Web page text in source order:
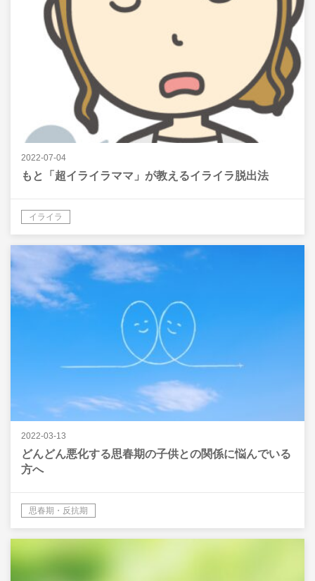
2022-07-04
もと「超イライラママ」が教えるイライラ脱出法
イライラ
2022-03-13
どんどん悪化する思春期の子供との関係に悩んでいる
方へ
思春期・反抗期